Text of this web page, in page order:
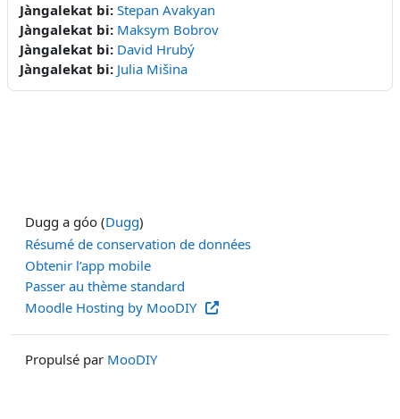
Jàngalekat bi: Stepan Avakyan
Jàngalekat bi: Maksym Bobrov
Jàngalekat bi: David Hrubý
Jàngalekat bi: Julia Mišina
Dugg a góo (Dugg)
Résumé de conservation de données
Obtenir l’app mobile
Passer au thème standard
Moodle Hosting by MooDIY
Propulsé par MooDIY